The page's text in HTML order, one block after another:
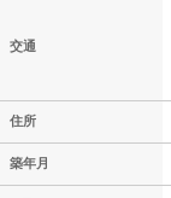
交通
住所
築年月